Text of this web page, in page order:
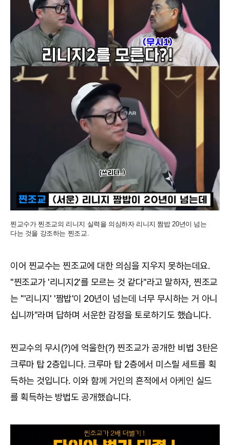
찐교수가 찐조교의 리니지 실력을 의심하자 리니지 짬밥 20년이 넘는
다는 것을 강조하는 찐조교.
이어 찐교수는 찐조교에 대한 의심을 지우지 못하는데요.
"찐조교가 '리니지2'를 모르는 것 같다"라고 말하자, 찐조교
는 "'리니지' '짬밥'이 20년이 넘는데 너무 무시하는 거 아니
십니까"라며 답하며 서운한 감정을 토로하기도 했습니다.
찐교수의 무시(?)에 억울한(?) 찐조교가 공개한 비법 3탄은
크루마 탑 2층입니다. 크루마 탑 2층에서 미스릴 세트를 획
득하는 것입니다. 이와 함께 거인의 흔적에서 아케인 실드
를 획득하는 방법도 공개했습니다.